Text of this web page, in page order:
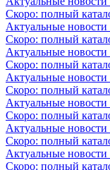
Скоро: полный
Актуальные
Скоро: полный
Актуальные
Скоро: полный
Актуальные
Скоро: полный
Актуальные
Скоро: полный
Актуальные
Скоро: полный
Актуальные
Скоро: полный